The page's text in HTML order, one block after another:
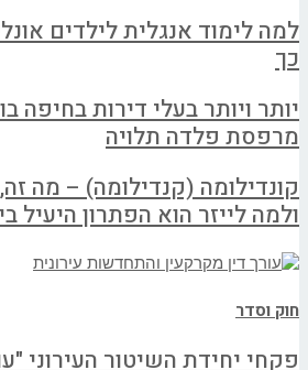
למה לימוד אנגלית לילדים
כך
יותר ויותר בעלי דירות בחיפה
מרפסת פלדה תלויה
קונדילומה (קנדילומה) – מה
ולמה לייזר הוא הפתרון היעיל
חוק וסדר
פקחי יחידת השיטור העירוני